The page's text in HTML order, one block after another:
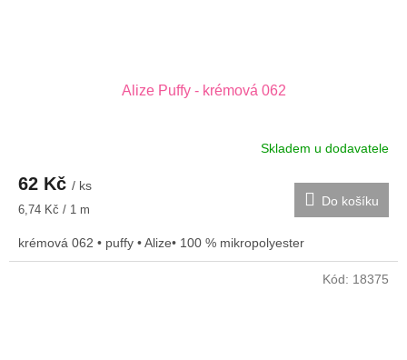
Alize Puffy - krémová 062
Skladem u dodavatele
62 Kč / ks
Měrná
6,74 Kč / 1 m
Do košíku
krémová 062 • puffy • Alize• 100 % mikropolyester
Kód: 18375